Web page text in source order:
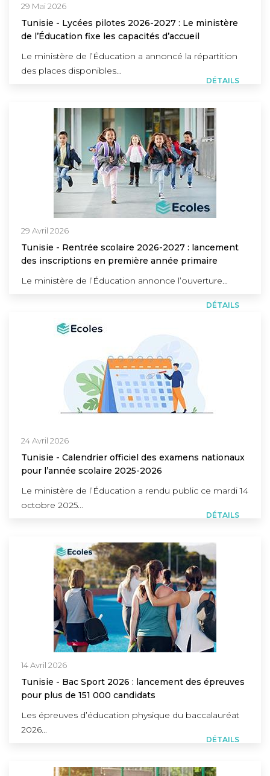
29 Mai 2026
Tunisie - Lycées pilotes 2026-2027 : Le ministère
de l’Éducation fixe les capacités d’accueil
Le ministère de l’Éducation a annoncé la répartition
des places disponibles...
DÉTAILS
29 Avril 2026
Tunisie - Rentrée scolaire 2026-2027 : lancement
des inscriptions en première année primaire
Le ministère de l’Éducation annonce l’ouverture...
DÉTAILS
24 Avril 2026
Tunisie - Calendrier officiel des examens nationaux
pour l’année scolaire 2025-2026
Le ministère de l’Éducation a rendu public ce mardi 14
octobre 2025...
DÉTAILS
14 Avril 2026
Tunisie - Bac Sport 2026 : lancement des épreuves
pour plus de 151 000 candidats
Les épreuves d’éducation physique du baccalauréat
2026...
DÉTAILS